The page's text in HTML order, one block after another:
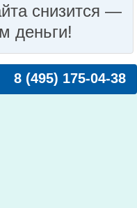
снизится —
деньги!
8 (495) 175-04-38